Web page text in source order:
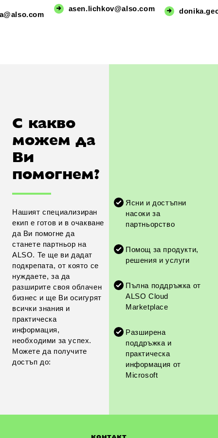
asen.lichkov@also.com
С какво
можем да
Ви
помогнем?
Нашият специализиран
екип е готов и в очакване
да Ви помогне да
станете партньор на
ALSO. Те ще ви дадат
подкрепата, от която се
нуждаете, за да
разширите своя облачен
бизнес и ще Ви осигурят
всички знания и
практическа
информация,
необходими за успех.
Можете да получите
достъп до:
Ясни и достъпни
насоки за
партньорство
Помощ за продукти,
решения и услуги
Пълна поддръжка от
ALSO Cloud
Marketplace
Разширена
поддръжка и
практическа
информация от
Microsoft